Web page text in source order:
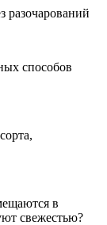
разочарований
способов
в
свежестью?